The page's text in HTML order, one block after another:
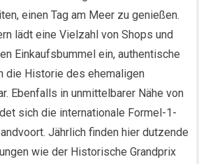
einen Tag am Meer zu genießen.
lädt eine Vielzahl von Shops und
Einkaufsbummel ein, authentische
die Historie des ehemaligen
Ebenfalls in unmittelbarer Nähe von
sich die internationale Formel-1-
Jährlich finden hier dutzende
wie der Historische Grandprix